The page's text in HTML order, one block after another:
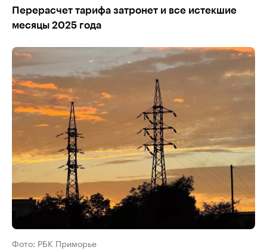
Перерасчет тарифа затронет и все истекшие
месяцы 2025 года
Фото: РБК Приморье